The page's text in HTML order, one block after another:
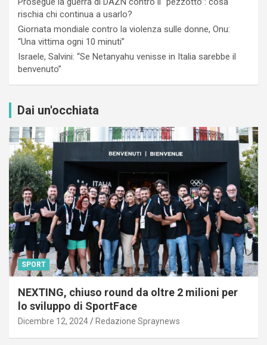
rischia chi continua a usarlo?
Giornata mondiale contro la violenza sulle donne, Onu:
“Una vittima ogni 10 minuti”
Israele, Salvini: “Se Netanyahu venisse in Italia sarebbe il
benvenuto”
Dai un'occhiata
SPORT
NEXTING, chiuso round da oltre 2 milioni per
lo sviluppo di SportFace
Dicembre 12, 2024 Redazione Spraynews